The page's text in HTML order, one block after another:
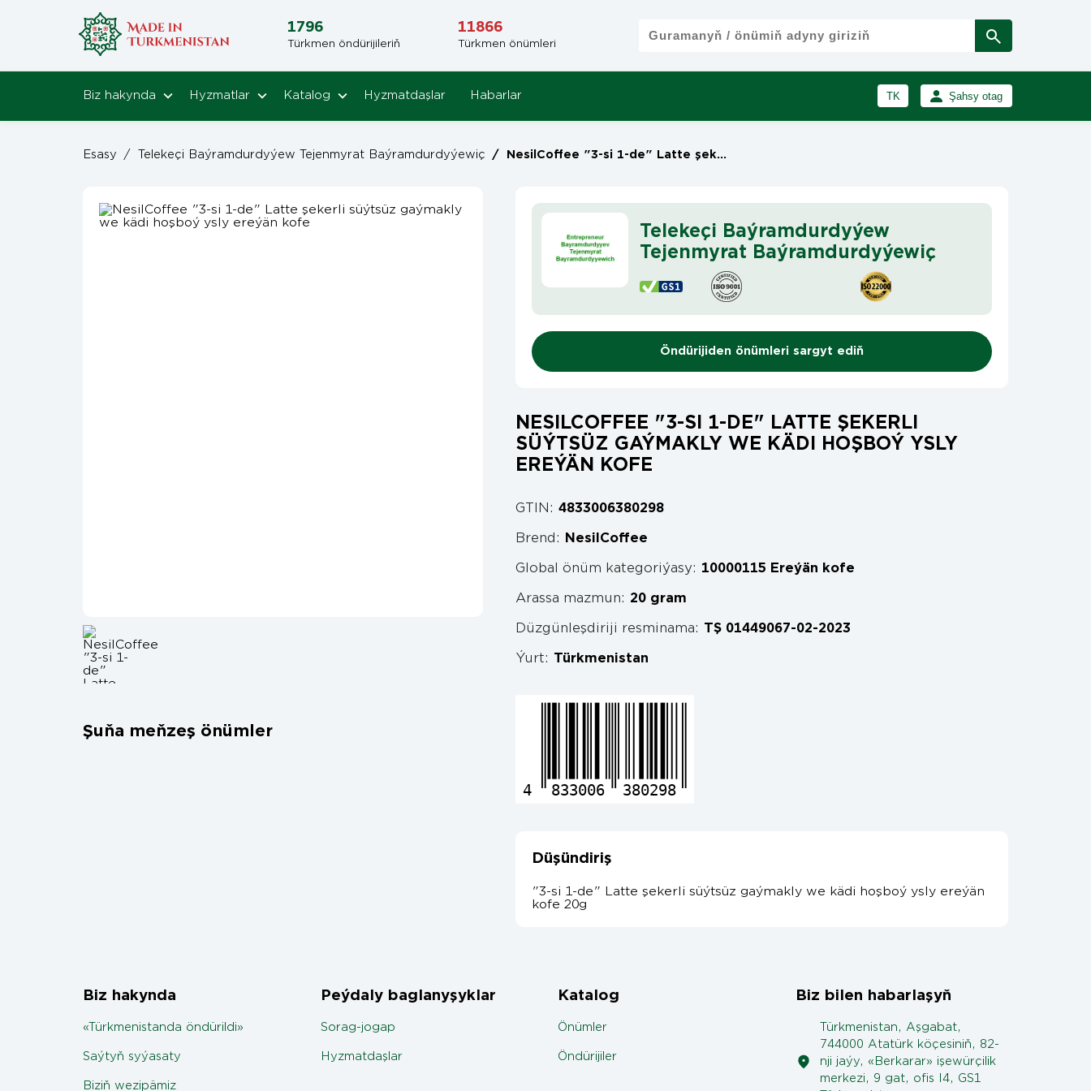
1796
Türkmen öndürijileriň
11866
Türkmen önümleri
Biz hakynda Hyzmatlar Katalog Hyzmatdaşlar Habarlar TK
RU
Şahsy otag
Esasy / Telekeçi Baýramdurdyýew Tejenmyrat Baýramdurdyýewiç / NesilCoffee "3-si 1-de" Latte şekerli süýtsüz gaýmakly we kädi hoşboý ysly ereýän kofe
Şuňa meňzeş önümler
Telekeçi Baýramdurdyýew
Tejenmyrat Baýramdurdyýewiç
Öndürijiden önümleri sargyt ediň
NESILCOFFEE "3-SI 1-DE" LATTE ŞEKERLI
SÜÝTSÜZ GAÝMAKLY WE KÄDI HOŞBOÝ YSLY
EREÝÄN KOFE
GTIN: 4833006380298
Brend: NesilCoffee
Global önüm kategoriýasy: 10000115 Ereýän kofe
Arassa mazmun: 20 gram
Düzgünleşdiriji resminama: TŞ 01449067-02-2023
Ýurt: Türkmenistan
4 833006 380298
Düşündiriş
"3-si 1-de" Latte şekerli süýtsüz gaýmakly we kädi hoşboý ysly ereýän
kofe 20g
Biz hakynda
«Türkmenistanda öndürildi»
Saýtyň syýasaty
Biziň wezipämiz
Peýdaly baglanyşyklar
Sorag-jogap
Hyzmatdaşlar
Katalog
Önümler
Öndürijiler
Biz bilen habarlaşyň
Türkmenistan, Aşgabat,
744000 Atatürk köçesiniň, 82-
nji jaýy, «Berkarar» işewürçilik
merkezi, 9 gat, ofis I4, GS1